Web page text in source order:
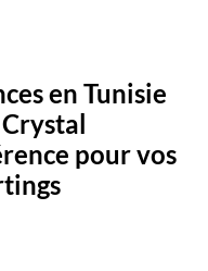
en Tunisie
pour vos